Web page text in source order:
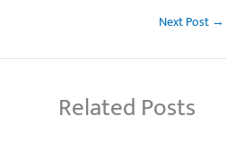
Next Post →
Related Posts